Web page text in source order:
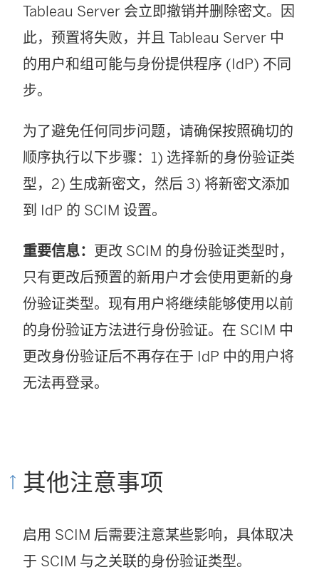
Tableau Server 会立即撤销并删除密文。因
此，预置将失败，并且 Tableau Server 中
的用户和组可能与身份提供程序 (IdP) 不同
步。
为了避免任何同步问题，请确保按照确切的
顺序执行以下步骤：1) 选择新的身份验证类
型，2) 生成新密文，然后 3) 将新密文添加
到 IdP 的 SCIM 设置。
重要信息： 更改 SCIM 的身份验证类型时，
只有更改后预置的新用户才会使用更新的身
份验证类型。现有用户将继续能够使用以前
的身份验证方法进行身份验证。在 SCIM 中
更改身份验证后不再存在于 IdP 中的用户将
无法再登录。
其他注意事项
启用 SCIM 后需要注意某些影响，具体取决
于 SCIM 与之关联的身份验证类型。